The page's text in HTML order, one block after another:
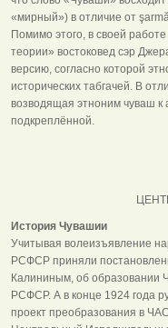
«мирный») в отличие от
Помимо этого, в своей
теории» востоковед сэр
версию, согласно которой
исторических табгачей. В
возводящая этноним чуваш к
подкреплённой.
РЕКА СУРА -
ЦЕНТРАЛЬНАЯ
История Чувашии
Учитывая волеизъявление
РСФСР приняли
Калининым, об образовании
РСФСР. А в конце 1924 года
проект преобразования в